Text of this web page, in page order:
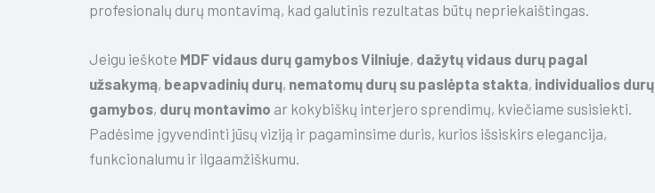
profesionalų durų montavimą, kad galutinis rezultatas būtų nepriekaištingas.
Jeigu ieškote MDF vidaus durų gamybos Vilniuje, dažytų vidaus durų pagal
užsakymą, beapvadinių durų, nematomų durų su paslėpta stakta, individualios durų
gamybos, durų montavimo ar kokybiškų interjero sprendimų, kviečiame susisiekti.
Padėsime įgyvendinti jūsų viziją ir pagaminsime duris, kurios išsiskirs elegancija,
funkcionalumu ir ilgaamžiškumu.